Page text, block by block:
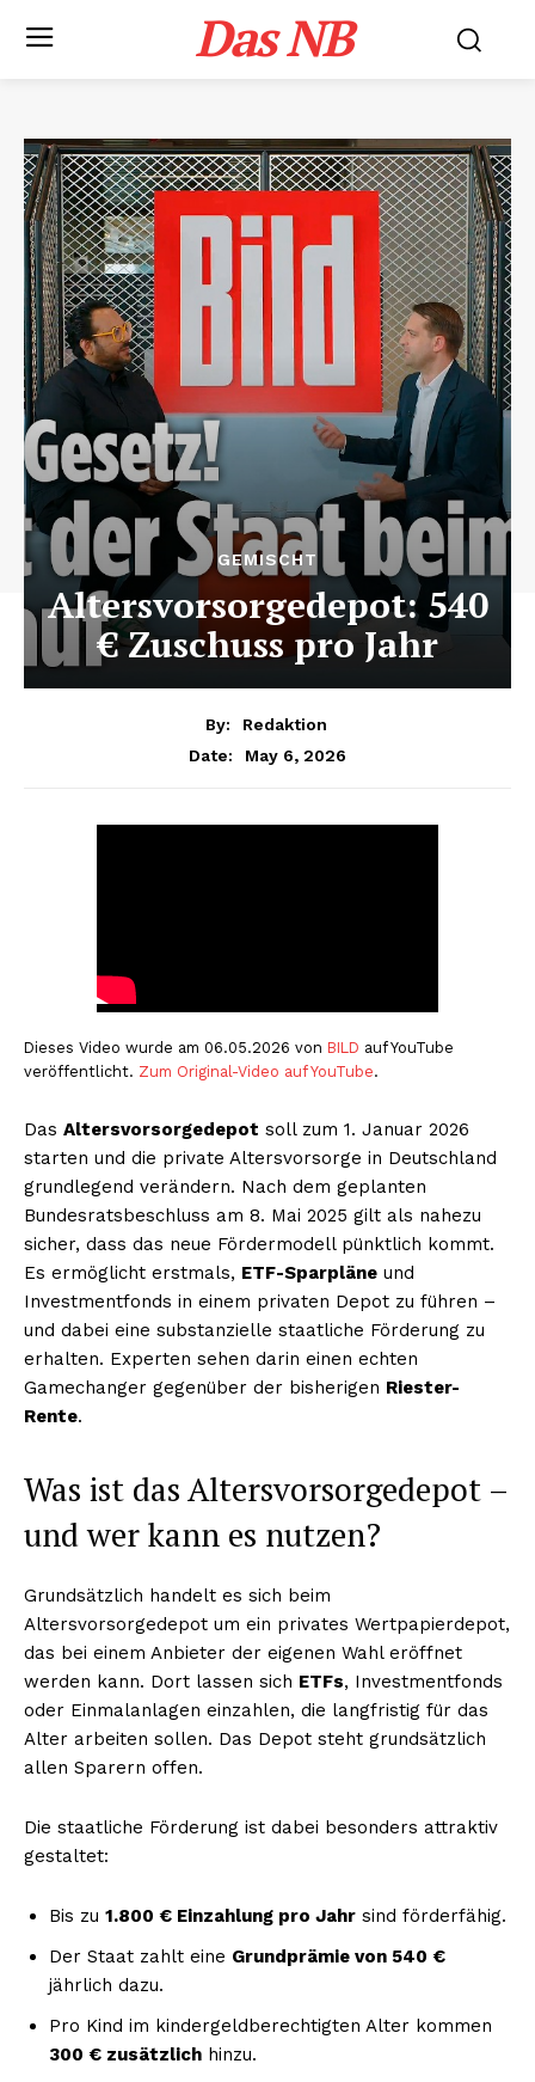
Das NB
GEMISCHT
Altersvorsorgedepot: 540
€ Zuschuss pro Jahr
By:
Redaktion
Date:
May 6, 2026
Dieses Video wurde am 06.05.2026 von BILD auf YouTube
veröffentlicht. Zum Original-Video auf YouTube.
Das Altersvorsorgedepot soll zum 1. Januar 2026
starten und die private Altersvorsorge in Deutschland
grundlegend verändern. Nach dem geplanten
Bundesratsbeschluss am 8. Mai 2025 gilt als nahezu
sicher, dass das neue Fördermodell pünktlich kommt.
Es ermöglicht erstmals, ETF-Sparpläne und
Investmentfonds in einem privaten Depot zu führen –
und dabei eine substanzielle staatliche Förderung zu
erhalten. Experten sehen darin einen echten
Gamechanger gegenüber der bisherigen Riester-
Rente.
Was ist das Altersvorsorgedepot –
und wer kann es nutzen?
Grundsätzlich handelt es sich beim
Altersvorsorgedepot um ein privates Wertpapierdepot,
das bei einem Anbieter der eigenen Wahl eröffnet
werden kann. Dort lassen sich ETFs, Investmentfonds
oder Einmalanlagen einzahlen, die langfristig für das
Alter arbeiten sollen. Das Depot steht grundsätzlich
allen Sparern offen.
Die staatliche Förderung ist dabei besonders attraktiv
gestaltet:
Bis zu 1.800 € Einzahlung pro Jahr sind förderfähig.
Der Staat zahlt eine Grundprämie von 540 €
jährlich dazu.
Pro Kind im kindergeldberechtigten Alter kommen
300 € zusätzlich hinzu.